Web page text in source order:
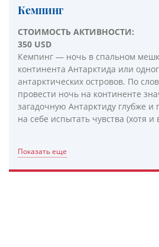
Кемпинг
СТОИМОСТЬ АКТИВНОСТИ:
350 USD
Кемпинг — ночь в спальном
континента Антарктида или
антарктических островов. По
провести ночь на континенте
загадочную Антарктиду глубже и
на себе испытать чувства (хотя
Показать еще